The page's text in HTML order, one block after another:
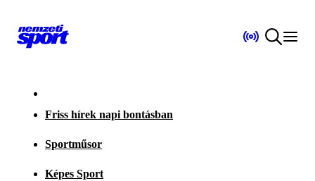
Friss hírek napi bontásban
Sportműsor
Képes Sport